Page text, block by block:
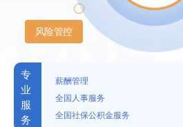
专
业
服
务
薪酬管理
全国人事服务
全国社保公积金服务